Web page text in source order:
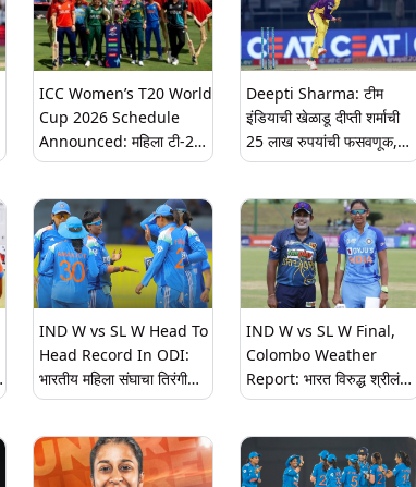
ICC Women’s T20 World
Cup 2026 Schedule
Announced: महिला टी-20
वर्ल्ड कपचे वेळापत्रक जाहीर,
14 जूनला, अंतिम सामना 5
जुलैला
Deepti Sharma: टीम
इंडियाची खेळाडू दीप्ती शर्माची
25 लाख रुपयांची फसवणूक,
सहकारी खेळाडूवर आरोप; गुन्हा
IND W vs SL W Head To
Head Record In ODI:
भारतीय महिला संघाचा तिरंगी
मालिकेच्या अंतिम फेरीत
संघातील हेड टू हेड रेकॉर्ड पहा
IND W vs SL W Final,
Colombo Weather
Report: भारत विरुद्ध श्रीलंका
महिला तिरंगी मालिका 2025 च्या
जाणून घ्या कोलंबोचे हवामान कसे
असेल